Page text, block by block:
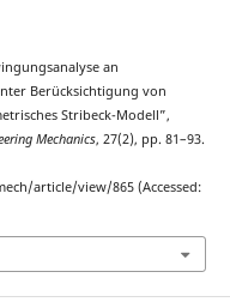
an
Berücksichtigung von
Stribeck-Modell”,
Mechanics, 27(2), pp. 81–93.
article/view/865 (Accessed: